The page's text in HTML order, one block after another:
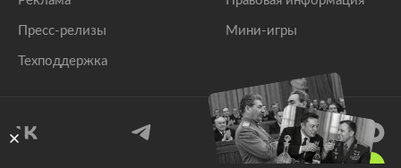
Пресс-релизы
Техподдержка
Мини-игры